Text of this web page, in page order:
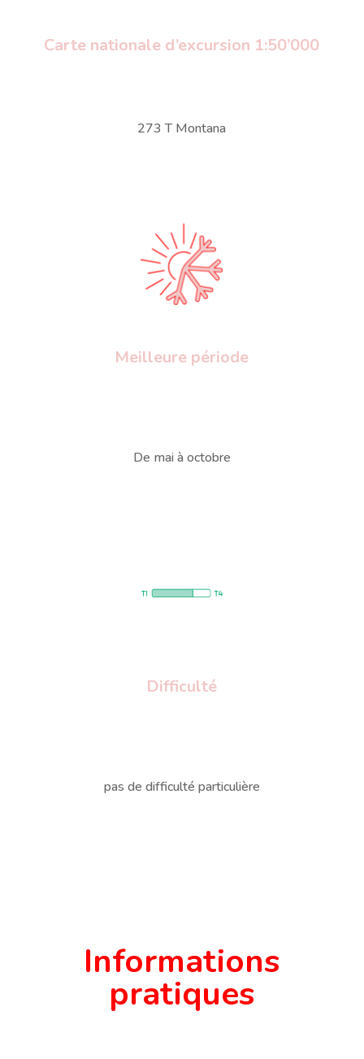
Carte nationale d’excursion 1:50’000
273 T Montana
Meilleure période
De mai à octobre
Difficulté
pas de difficulté particulière
Informations
pratiques